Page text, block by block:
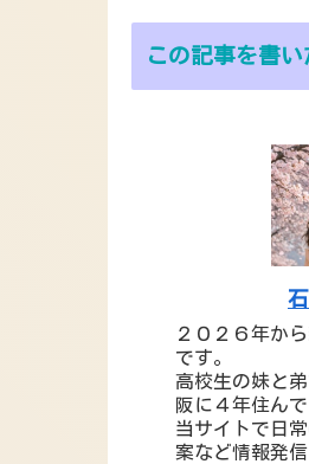
この記事を書い
２０２６年か
です。
高校生の妹と
阪に４年住んで
当サイトで日
案など情報発